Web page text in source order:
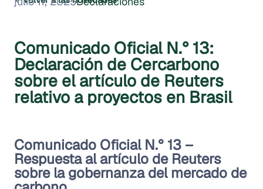
Comunicado Oficial N.° 13:
Declaración de Cercarbono
sobre el artículo de Reuters
relativo a proyectos en Brasil
Comunicado Oficial N.° 13 –
Respuesta al artículo de Reuters
sobre la gobernanza del mercado de